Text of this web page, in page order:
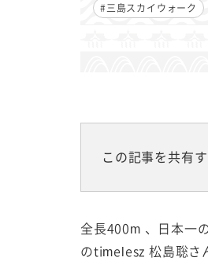
#三島スカイウォーク
この記事を共有
全長400m 、日本一
のtimelesz 松島聡さ